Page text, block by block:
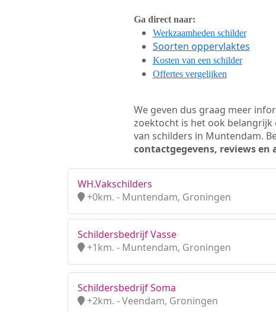
Ga direct naar:
Werkzaamheden schilder
Soorten oppervlaktes
Kosten van een schilder
Offertes vergelijken
We geven dus graag meer
zoektocht is het ook belangrijk
van schilders in Muntendam.
contactgegevens, reviews en
WH.Vakschilders
+0km. - Muntendam, Groningen
Schildersbedrijf Vasse
+1km. - Muntendam, Groningen
Schildersbedrijf Soma
+2km. - Veendam, Groningen